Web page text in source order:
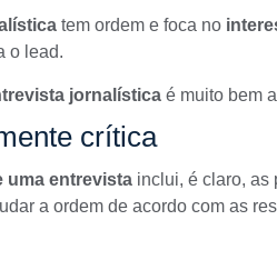
tem ordem e foca no
o lead.
jornalística é muito bem
crítica
uma entrevista inclui, é claro, as
a ordem de acordo com as